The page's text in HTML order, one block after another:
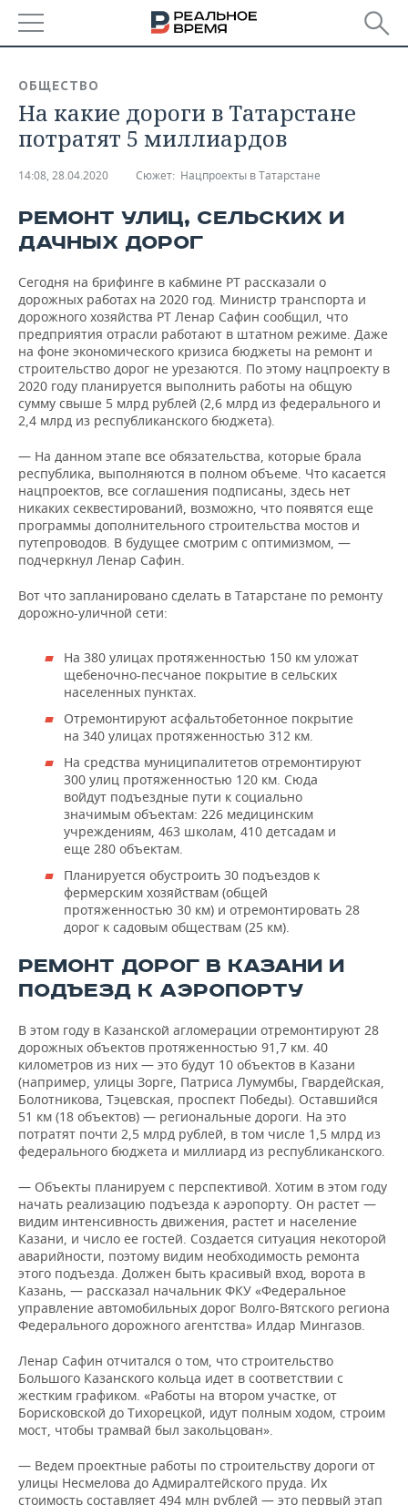
БАШКОРТОСТАН
ТАТАРСТАН
НОВОСТИ
АНАЛИТИКА
ДЕКЛАРАЦИИ О ДОХОДАХ
КОРОЛИ ГОСЗАКАЗА ПФО
ВУЗЫ ТАТАРСТАНА
КОМУ ПРИНАДЛЕЖАТ
ТОРГОВЫЕ ЦЕНТРЫ
ТАТАРСТАНА
НОВОСТИ ЭКОНОМИКИ
ФИНАНСЫ
БАНКИ
БЮДЖЕТ
ИНВЕСТИЦИИ
ПРОМЫШЛЕННОСТЬ
НОВОСТИ
ПРОМЫШЛЕННОСТИ
АГРОПРОМ
МАШИНОСТРОЕНИЕ
НЕФТЕХИМИЯ
НЕФТЬ
ОПК
ЭНЕРГЕТИКА
НЕДВИЖИМОСТЬ
НОВОСТИ НЕДВИЖИМОСТИ
АВТО
НОВОСТИ АВТО
БИЗНЕС
НОВОСТИ БИЗНЕСА
ТРАНСПОРТ
УСЛУГИ
ТЕХНОЛОГИИ
IT
МЕДИА
ТЕЛЕКОММУНИКАЦИИ
НОВОСТИ МЕРОПРИЯТИЙ
ВЫЕЗДНАЯ РЕДАКЦИЯ
БИЗНЕС-БРАНЧИ
ONLINE-КОНФЕРЕНЦИИ
ОТКРЫТАЯ ЛЕКЦИЯ
СПОРТ
НОВОСТИ СПОРТА
ФУТБОЛ
ХОККЕЙ
БАСКЕТБОЛ
ВОЛЕЙБОЛ
КИБЕРСПОРТ
ФИГУРНОЕ КАТАНИЕ
ВОДНЫЕ ВИДЫ СПОРТА
ХОККЕЙ С МЯЧОМ
ОБЩЕСТВО
НОВОСТИ ОБЩЕСТВА
ВЛАСТЬ
ИНФРАСТРУКТУРА
ИСТОРИЯ
КУЛЬТУРА
МЕДИЦИНА
ОБРАЗОВАНИЕ
ПРОИСШЕСТВИЯ
ФОТОГАЛЕРЕЯ
СЮЖЕТЫ
СПРАВОЧНИК
СПИСОК ПЕРСОН
СПИСОК КОМПАНИЙ
ПОЛНАЯ ВЕРСИЯ
ОБЩЕСТВО
На какие дороги в Татарстане
потратят 5 миллиардов
14:08, 28.04.2020 Сюжет: Нацпроекты в Татарстане
РЕМОНТ УЛИЦ, СЕЛЬСКИХ И
ДАЧНЫХ ДОРОГ
Сегодня на брифинге в кабмине РТ рассказали о
дорожных работах на 2020 год. Министр транспорта и
дорожного хозяйства РТ Ленар Сафин сообщил, что
предприятия отрасли работают в штатном режиме. Даже
на фоне экономического кризиса бюджеты на ремонт и
строительство дорог не урезаются. По этому нацпроекту в
2020 году планируется выполнить работы на общую
сумму свыше 5 млрд рублей (2,6 млрд из федерального и
2,4 млрд из республиканского бюджета).
— На данном этапе все обязательства, которые брала
республика, выполняются в полном объеме. Что касается
нацпроектов, все соглашения подписаны, здесь нет
никаких секвестирований, возможно, что появятся еще
программы дополнительного строительства мостов и
путепроводов. В будущее смотрим с оптимизмом, —
подчеркнул Ленар Сафин.
Вот что запланировано сделать в Татарстане по ремонту
дорожно-уличной сети:
На 380 улицах протяженностью 150 км уложат
щебеночно-песчаное покрытие в сельских
населенных пунктах.
Отремонтируют асфальтобетонное покрытие
на 340 улицах протяженностью 312 км.
На средства муниципалитетов отремонтируют
300 улиц протяженностью 120 км. Сюда
войдут подъездные пути к социально
значимым объектам: 226 медицинским
учреждениям, 463 школам, 410 детсадам и
еще 280 объектам.
Планируется обустроить 30 подъездов к
фермерским хозяйствам (общей
протяженностью 30 км) и отремонтировать 28
дорог к садовым обществам (25 км).
РЕМОНТ ДОРОГ В КАЗАНИ И
ПОДЪЕЗД К АЭРОПОРТУ
В этом году в Казанской агломерации отремонтируют 28
дорожных объектов протяженностью 91,7 км. 40
километров из них — это будут 10 объектов в Казани
(например, улицы Зорге, Патриса Лумумбы, Гвардейская,
Болотникова, Тэцевская, проспект Победы). Оставшийся
51 км (18 объектов) — региональные дороги. На это
потратят почти 2,5 млрд рублей, в том числе 1,5 млрд из
федерального бюджета и миллиард из республиканского.
— Объекты планируем с перспективой. Хотим в этом году
начать реализацию подъезда к аэропорту. Он растет —
видим интенсивность движения, растет и население
Казани, и число ее гостей. Создается ситуация некоторой
аварийности, поэтому видим необходимость ремонта
этого подъезда. Должен быть красивый вход, ворота в
Казань, — рассказал начальник ФКУ «Федеральное
управление автомобильных дорог Волго-Вятского региона
Федерального дорожного агентства» Илдар Мингазов.
Ленар Сафин отчитался о том, что строительство
Большого Казанского кольца идет в соответствии с
жестким графиком. «Работы на втором участке, от
Борисковской до Тихорецкой, идут полным ходом, строим
мост, чтобы трамвай был закольцован».
— Ведем проектные работы по строительству дороги от
улицы Несмелова до Адмиралтейского пруда. Их
стоимость составляет 494 млн рублей — это первый этап